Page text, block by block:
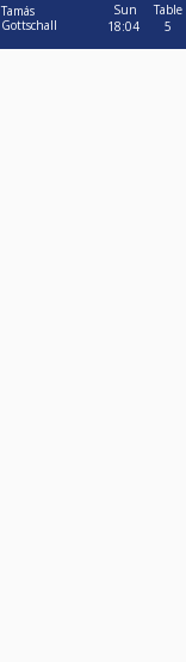
Tamás
Gottschall
Sun
18:04
Table
5